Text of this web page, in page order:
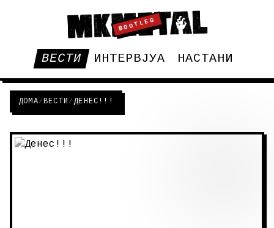
BOOTLEG
ВЕСТИ ИНТЕРВЈУА НАСТАНИ
ДОМА/ВЕСТИ /ДЕНЕС!!!